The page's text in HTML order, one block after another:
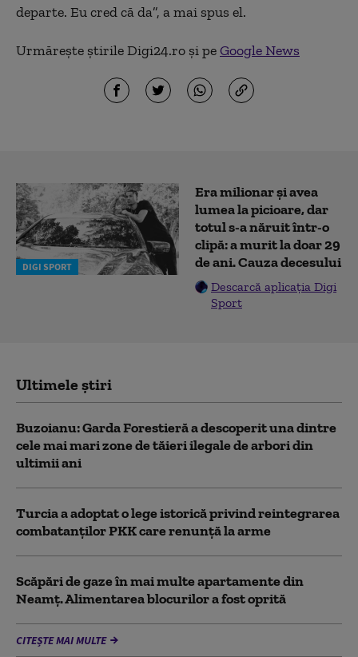
departe. Eu cred că da”, a mai spus el.
Urmărește știrile Digi24.ro și peGoogle News
DIGI SPORT
Era milionar și avea
lumea la picioare, dar
totul s-a năruit într-o
clipă: a murit la doar 29
de ani. Cauza decesului
Descarcă aplicația Digi
Sport
Ultimele știri
Buzoianu: Garda Forestieră a descoperit una dintre
cele mai mari zone de tăieri ilegale de arbori din
ultimii ani
Turcia a adoptat o lege istorică privind reintegrarea
combatanţilor PKK care renunţă la arme
Scăpări de gaze în mai multe apartamente din
Neamț. Alimentarea blocurilor a fost oprită
CITEȘTE MAI MULTE